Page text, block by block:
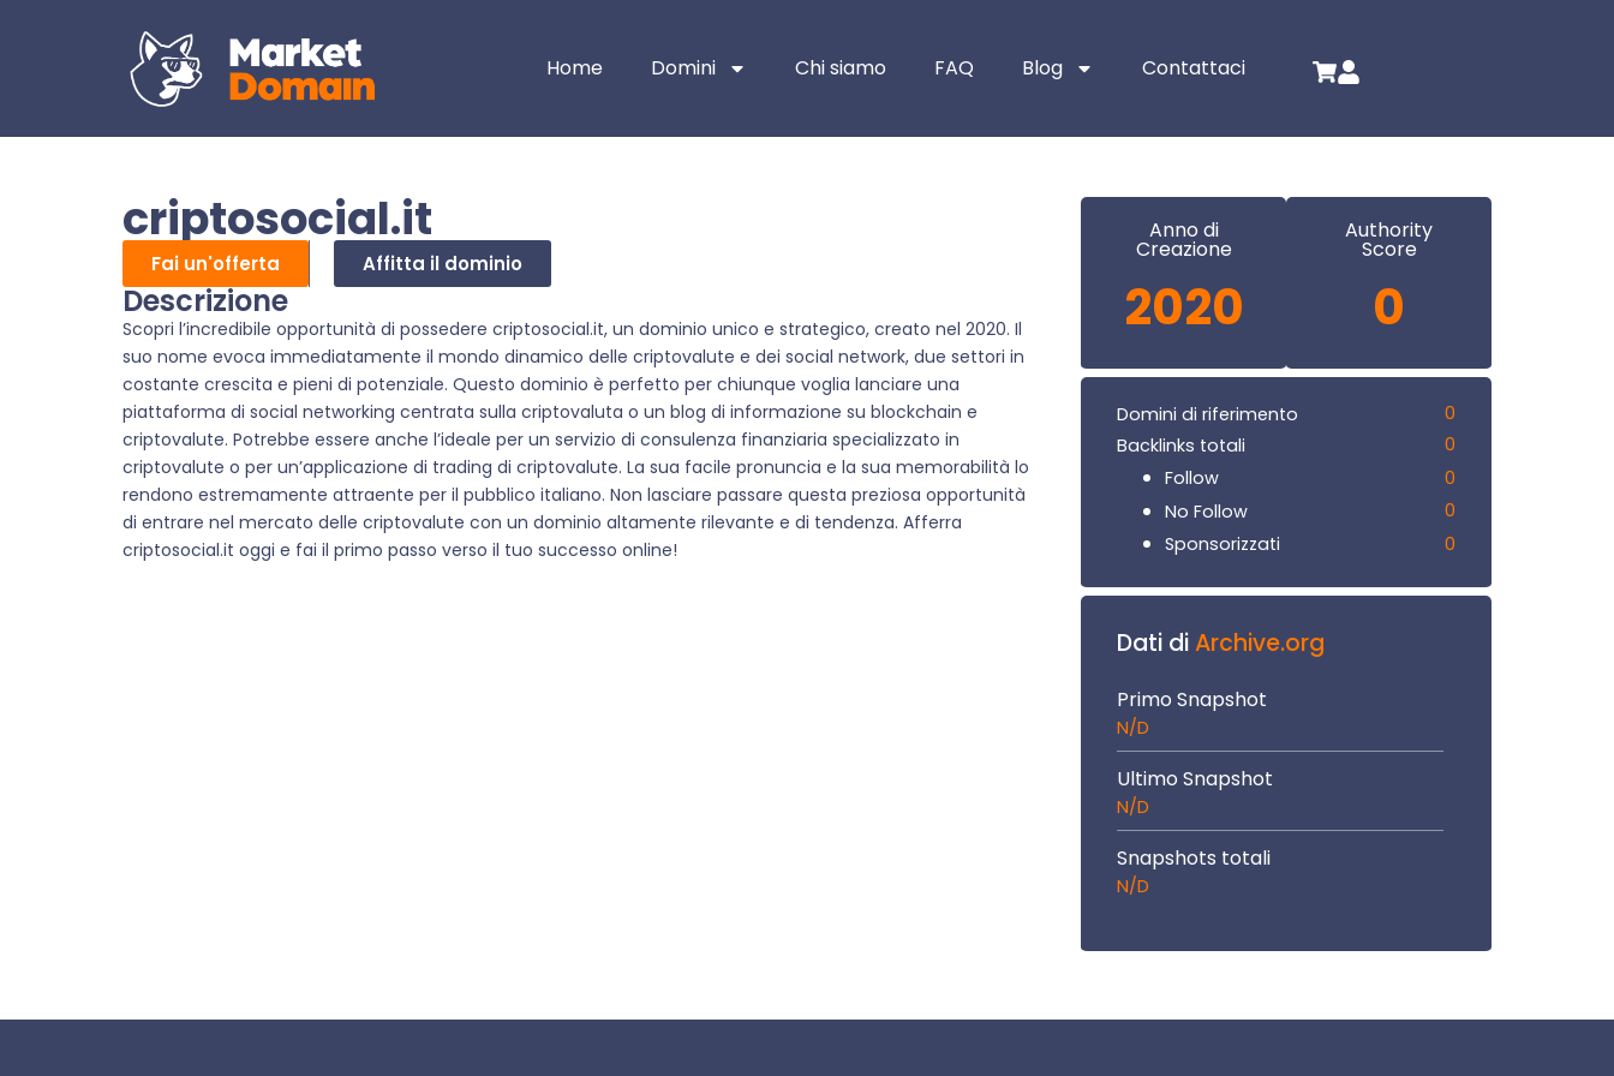
Home Domini Chi siamo FAQ Blog Contattaci
criptosocial.it
Fai un'offerta Affitta il dominio
Descrizione
Scopri l’incredibile opportunità di possedere criptosocial.it, un dominio unico e strategico, creato nel 2020. Il
suo nome evoca immediatamente il mondo dinamico delle criptovalute e dei social network, due settori in
costante crescita e pieni di potenziale. Questo dominio è perfetto per chiunque voglia lanciare una
piattaforma di social networking centrata sulla criptovaluta o un blog di informazione su blockchain e
criptovalute. Potrebbe essere anche l’ideale per un servizio di consulenza finanziaria specializzato in
criptovalute o per un’applicazione di trading di criptovalute. La sua facile pronuncia e la sua memorabilità lo
rendono estremamente attraente per il pubblico italiano. Non lasciare passare questa preziosa opportunità
di entrare nel mercato delle criptovalute con un dominio altamente rilevante e di tendenza. Afferra
criptosocial.it oggi e fai il primo passo verso il tuo successo online!
Anno di
Creazione
2020
Authority
Score
0
Domini di riferimento
0
Backlinks totali
0
Follow
0
No Follow
0
Sponsorizzati
0
Dati diArchive.org
Primo Snapshot
N/D
Ultimo Snapshot
N/D
Snapshots totali
N/D